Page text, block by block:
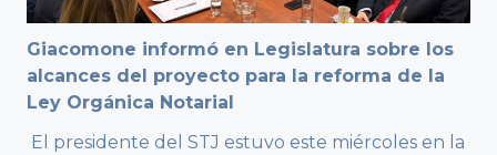
Giacomone informó en Legislatura sobre los
alcances del proyecto para la reforma de la
Ley Orgánica Notarial
El presidente del STJ estuvo este miércoles en la